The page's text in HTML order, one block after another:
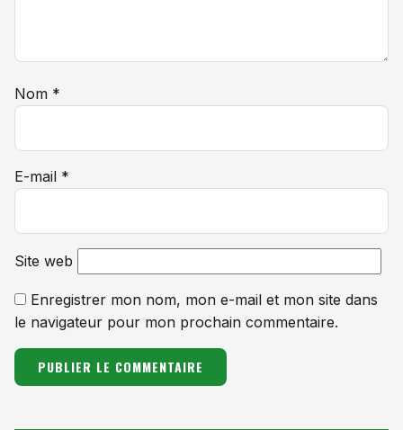
Nom *
E-mail *
Site web
Enregistrer mon nom, mon e-mail et mon site dans
le navigateur pour mon prochain commentaire.